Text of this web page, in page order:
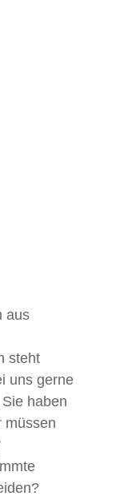
aus
steht
uns gerne
haben
müssen